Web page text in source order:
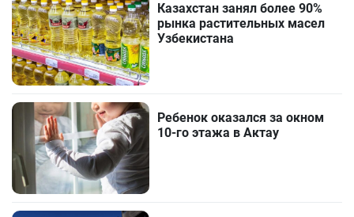
Казахстан занял более 90%
рынка растительных масел
Узбекистана
Ребенок оказался за окном
10-го этажа в Актау